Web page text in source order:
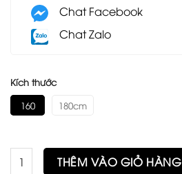
Chat Facebook
Chat Zalo
Kích thước
160
180cm
Bàn ăn GA15 số lượng
THÊM VÀO GIỎ HÀNG